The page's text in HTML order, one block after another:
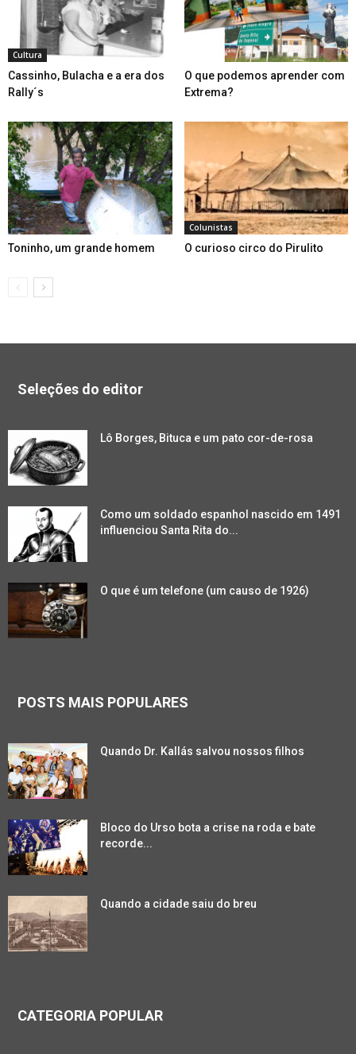
Cultura
Cassinho, Bulacha e a era dos
Rally´s
O que podemos aprender com
Extrema?
Toninho, um grande homem
Colunistas
O curioso circo do Pirulito
Seleções do editor
Lô Borges, Bituca e um pato cor-de-rosa
Como um soldado espanhol nascido em 1491
influenciou Santa Rita do...
O que é um telefone (um causo de 1926)
POSTS MAIS POPULARES
Quando Dr. Kallás salvou nossos filhos
Bloco do Urso bota a crise na roda e bate
recorde...
Quando a cidade saiu do breu
CATEGORIA POPULAR